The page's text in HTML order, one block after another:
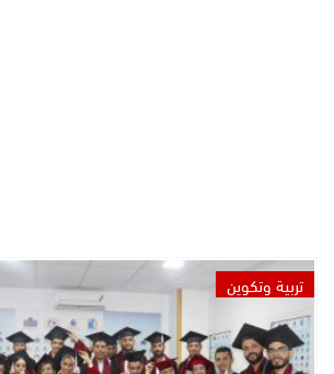
تربية وتكوين